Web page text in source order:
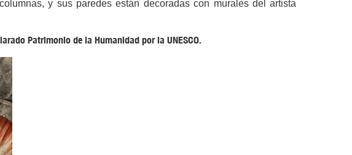
y sus paredes están decoradas con murales del artista
Patrimonio de la Humanidad por la UNESCO.